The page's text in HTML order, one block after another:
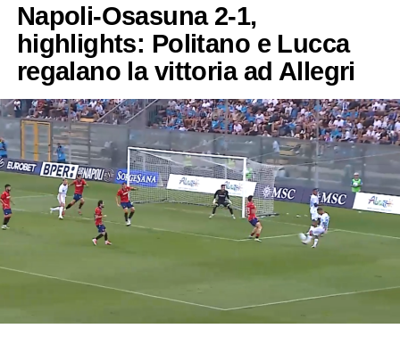
Napoli-Osasuna 2-1,
highlights: Politano e Lucca
regalano la vittoria ad Allegri